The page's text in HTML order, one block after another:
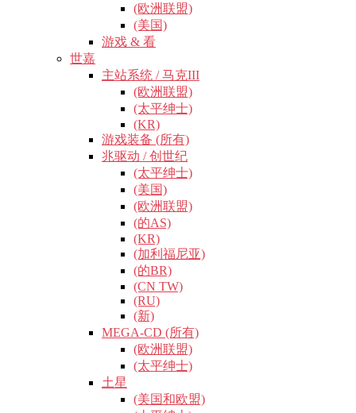
(欧洲联盟)
(美国)
游戏 & 看
世嘉
主站系统 / 马克III
(欧洲联盟)
(太平绅士)
(KR)
游戏装备 (所有)
兆驱动 / 创世纪
(太平绅士)
(美国)
(欧洲联盟)
(的AS)
(KR)
(加利福尼亚)
(的BR)
(CN TW)
(RU)
(新)
MEGA-CD (所有)
(欧洲联盟)
(太平绅士)
土星
(美国和欧盟)